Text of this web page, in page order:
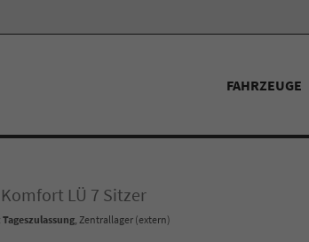
FAHRZEUGE
LÜ 7 Sitzer
, Zentrallager (extern)